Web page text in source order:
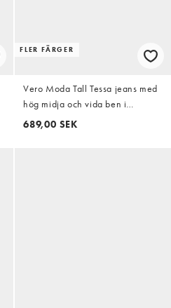
FLER FÄRGER
Vero Moda Tall Tessa jeans med
hög midja och vida ben i
mellangrå
689,00 SEK